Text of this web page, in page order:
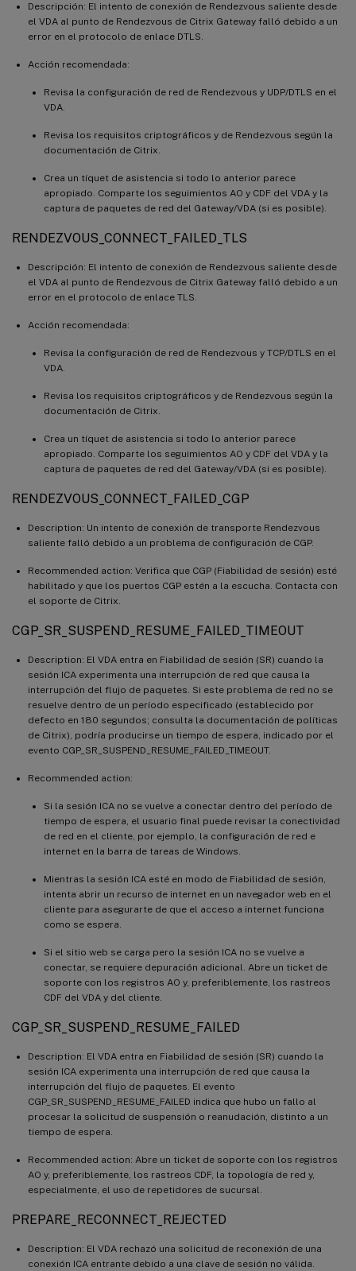
Descripción: El intento de conexión de Rendezvous saliente desde
el VDA al punto de Rendezvous de Citrix Gateway falló debido a un
error en el protocolo de enlace DTLS.
Acción recomendada:
Revisa la configuración de red de Rendezvous y UDP/DTLS en el
VDA.
Revisa los requisitos criptográficos y de Rendezvous según la
documentación de Citrix.
Crea un tíquet de asistencia si todo lo anterior parece
apropiado. Comparte los seguimientos AO y CDF del VDA y la
captura de paquetes de red del Gateway/VDA (si es posible).
RENDEZVOUS_CONNECT_FAILED_TLS
Descripción: El intento de conexión de Rendezvous saliente desde
el VDA al punto de Rendezvous de Citrix Gateway falló debido a un
error en el protocolo de enlace TLS.
Acción recomendada:
Revisa la configuración de red de Rendezvous y TCP/DTLS en el
VDA.
Revisa los requisitos criptográficos y de Rendezvous según la
documentación de Citrix.
Crea un tíquet de asistencia si todo lo anterior parece
apropiado. Comparte los seguimientos AO y CDF del VDA y la
captura de paquetes de red del Gateway/VDA (si es posible).
RENDEZVOUS_CONNECT_FAILED_CGP
Description: Un intento de conexión de transporte Rendezvous
saliente falló debido a un problema de configuración de CGP.
Recommended action: Verifica que CGP (Fiabilidad de sesión) esté
habilitado y que los puertos CGP estén a la escucha. Contacta con
el soporte de Citrix.
CGP_SR_SUSPEND_RESUME_FAILED_TIMEOUT
Description: El VDA entra en Fiabilidad de sesión (SR) cuando la
sesión ICA experimenta una interrupción de red que causa la
interrupción del flujo de paquetes. Si este problema de red no se
resuelve dentro de un período especificado (establecido por
defecto en 180 segundos; consulta la documentación de políticas
de Citrix), podría producirse un tiempo de espera, indicado por el
evento CGP_SR_SUSPEND_RESUME_FAILED_TIMEOUT.
Recommended action:
Si la sesión ICA no se vuelve a conectar dentro del período de
tiempo de espera, el usuario final puede revisar la conectividad
de red en el cliente, por ejemplo, la configuración de red e
internet en la barra de tareas de Windows.
Mientras la sesión ICA esté en modo de Fiabilidad de sesión,
intenta abrir un recurso de internet en un navegador web en el
cliente para asegurarte de que el acceso a internet funciona
como se espera.
Si el sitio web se carga pero la sesión ICA no se vuelve a
conectar, se requiere depuración adicional. Abre un ticket de
soporte con los registros AO y, preferiblemente, los rastreos
CDF del VDA y del cliente.
CGP_SR_SUSPEND_RESUME_FAILED
Description: El VDA entra en Fiabilidad de sesión (SR) cuando la
sesión ICA experimenta una interrupción de red que causa la
interrupción del flujo de paquetes. El evento
CGP_SR_SUSPEND_RESUME_FAILED indica que hubo un fallo al
procesar la solicitud de suspensión o reanudación, distinto a un
tiempo de espera.
Recommended action: Abre un ticket de soporte con los registros
AO y, preferiblemente, los rastreos CDF, la topología de red y,
especialmente, el uso de repetidores de sucursal.
PREPARE_RECONNECT_REJECTED
Description: El VDA rechazó una solicitud de reconexión de una
conexión ICA entrante debido a una clave de sesión no válida.